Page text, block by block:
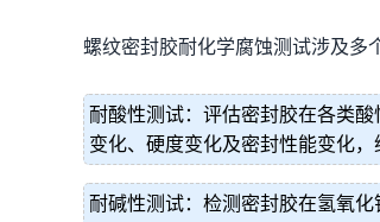
螺纹密封胶耐化学腐蚀测试涉及多
耐酸性测试：评估密封胶在各类
变化、硬度变化及密封性能变化，
耐碱性测试：检测密封胶在氢氧